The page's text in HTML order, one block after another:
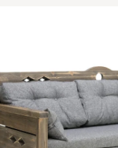
Vilbel kvaliteetsed
kui hakata iga